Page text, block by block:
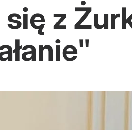
się z